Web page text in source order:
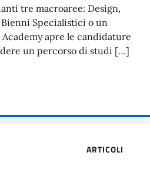
tre macroaree: Design,
Bienni Specialistici o un
apre le candidature
un percorso di studi […]
ARTICOLI